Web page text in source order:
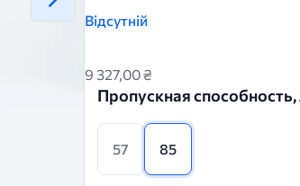
Відсутній
9 327,00 ₴
Пропускная
57 85